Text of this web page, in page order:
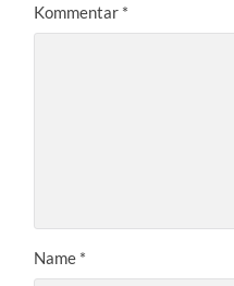
Kommentar *
Name *